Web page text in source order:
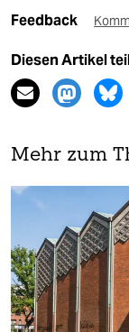
Feedback
Diesen Artikel
Mehr zum